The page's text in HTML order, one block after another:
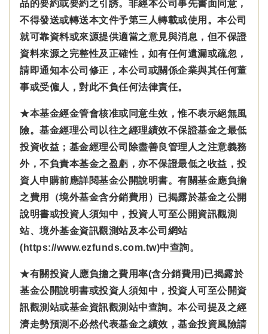
品的要約或要約之引誘。非經本公司事先書面同意，
不得發送或轉送本文件予第三人轉載或使用。本公司
就可靠資料或來源提供適當之意見與消息，但不保證
資料來源之完整性及正確性，如有任何遺漏或疏忽，
請即通知本公司修正，本公司或關係企業與其任何董
事或受僱人，對此不負任何法律責任。
★本基金經金管會核准或同意生效，惟不表示絕無風
險。基金經理公司以往之經理績效不保證基金之最低
投資收益；基金經理公司除盡善良管理人之注意義務
外，不負責本基金之盈虧，亦不保證最低之收益，投
資人申購前應詳閱基金公開說明書。有關基金應負擔
之費用（境外基金含分銷費用）已揭露於基金之公開
說明書或投資人須知中，投資人可至公開資訊觀測
站、境外基金資訊觀測站及本公司網站
(https://www.ezfunds.com.tw)中查詢。
★有關投資人應負擔之費用率(含分銷費用)已揭露於
基金公開說明書或投資人須知中，投資人可至公開資
訊觀測站或基金資訊觀測站中查詢。本公司提及之經
濟走勢預測不必然代表基金之績效，基金投資風險請